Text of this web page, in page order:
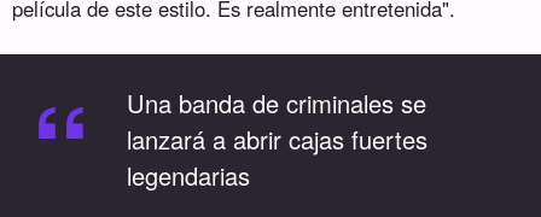
película de este estilo. Es realmente entretenida".
“
Una banda de criminales se
lanzará a abrir cajas fuertes
legendarias